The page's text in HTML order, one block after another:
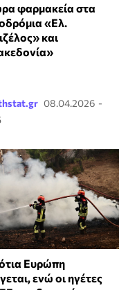
φαρμακεία στα
«Ελ.
και
08.04.2026 -
Ευρώπη
ενώ οι ηγέτες